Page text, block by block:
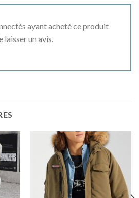
ayant acheté ce produit
un avis.